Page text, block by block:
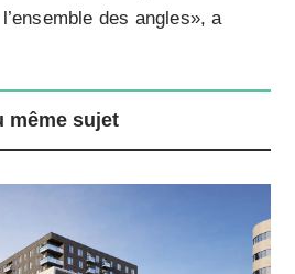
des angles», a
même sujet